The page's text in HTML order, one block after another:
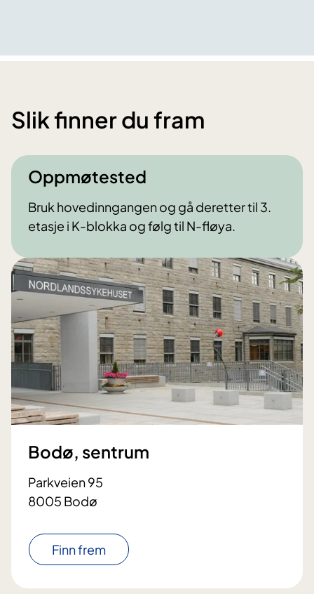
Slik finner du fram
Oppmøtested
Bruk hovedinngangen og gå deretter til 3.
etasje i K-blokka og følg til N-fløya.
Bodø, sentrum
Parkveien 95
8005 Bodø
Finn frem